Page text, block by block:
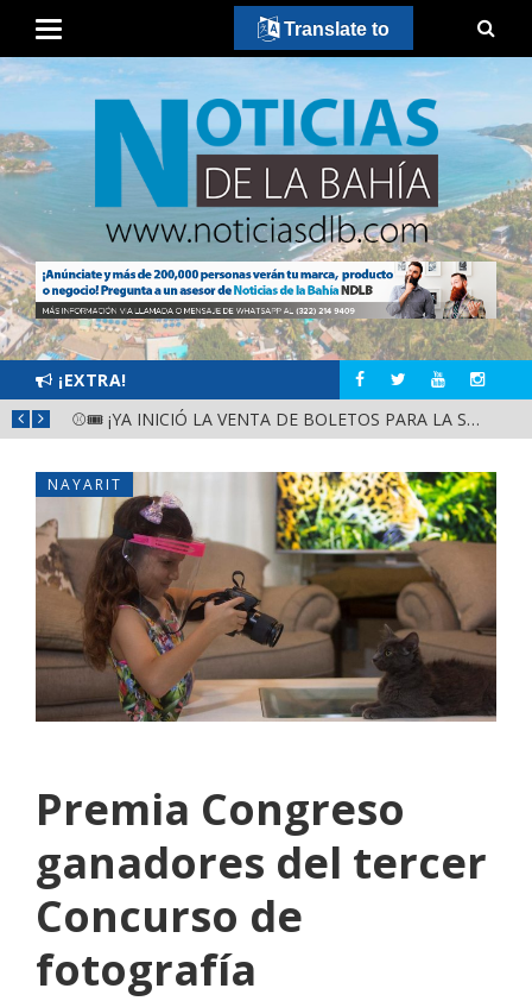
¡EXTRA!
⚾🎟️ ¡YA INICIÓ LA VENTA DE BOLETOS PARA LA SERIE DEL CARIBE KIDS NAYARIT 2026!
NAYARIT
Premia Congreso
ganadores del tercer
Concurso de
fotografía
Translate to